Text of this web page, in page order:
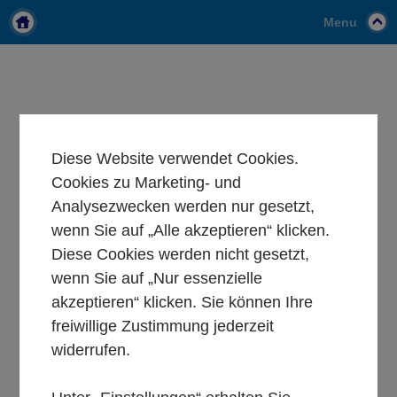
Menu
Diese Website verwendet Cookies.
Cookies zu Marketing- und
Analysezwecken werden nur gesetzt,
wenn Sie auf „Alle akzeptieren“ klicken.
Diese Cookies werden nicht gesetzt,
wenn Sie auf „Nur essenzielle
akzeptieren“ klicken. Sie können Ihre
freiwillige Zustimmung jederzeit
widerrufen.